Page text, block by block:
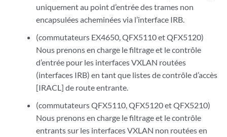
uniquement au point d’entrée des trames non
encapsulées acheminées via l’interface IRB.
(commutateurs EX4650, QFX5110 et QFX5120)
Nous prenons en charge le filtrage et le contrôle
d’entrée pour les interfaces VXLAN routées
(interfaces IRB) en tant que listes de contrôle d’accès
[IRACL] de route entrante.
(commutateurs QFX5110, QFX5120 et QFX5210)
Nous prenons en charge le filtrage et le contrôle
entrants sur les interfaces VXLAN non routées en